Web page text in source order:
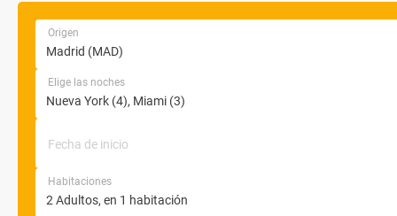
Origen
Elige las noches
Fecha de inicio
Habitaciones